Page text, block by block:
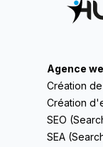
Agence
Création
Création
SEO
SEA